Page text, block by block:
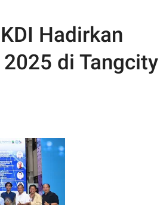
Hadirkan
di Tangcity